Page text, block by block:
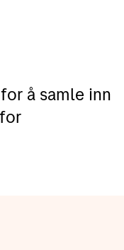
å samle inn